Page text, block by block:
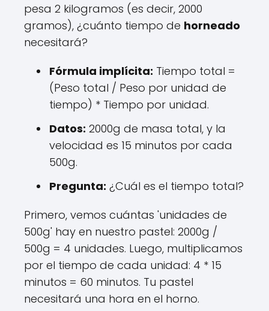
pesa 2 kilogramos (es decir, 2000
gramos), ¿cuánto tiempo de horneado
necesitará?
Fórmula implícita: Tiempo total =
(Peso total / Peso por unidad de
tiempo) * Tiempo por unidad.
Datos: 2000g de masa total, y la
velocidad es 15 minutos por cada
500g.
Pregunta: ¿Cuál es el tiempo total?
Primero, vemos cuántas 'unidades de
500g' hay en nuestro pastel: 2000g /
500g = 4 unidades. Luego, multiplicamos
por el tiempo de cada unidad: 4 * 15
minutos = 60 minutos. Tu pastel
necesitará una hora en el horno.